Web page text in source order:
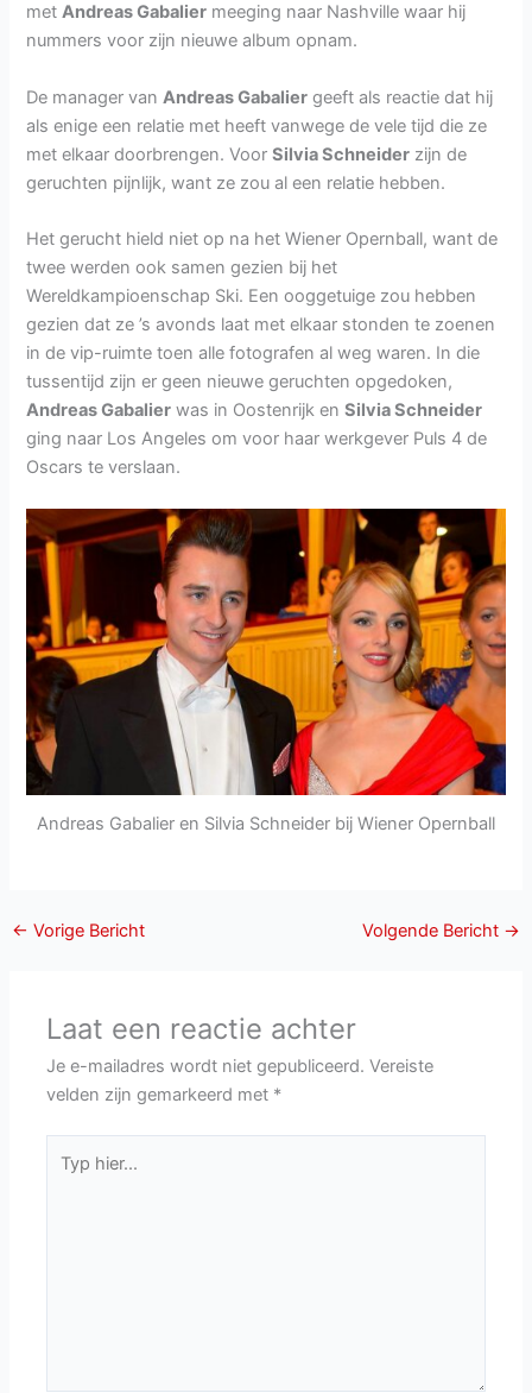
metAndreas Gabalier meeging naar Nashville waar hij
nummers voor zijn nieuwe album opnam.
De manager vanAndreas Gabalier geeft als reactie dat hij
als enige een relatie met heeft vanwege de vele tijd die ze
met elkaar doorbrengen. VoorSilvia Schneider zijn de
geruchten pijnlijk, want ze zou al een relatie hebben.
Het gerucht hield niet op na het Wiener Opernball, want de
twee werden ook samen gezien bij het
Wereldkampioenschap Ski. Een ooggetuige zou hebben
gezien dat ze ’s avonds laat met elkaar stonden te zoenen
in de vip-ruimte toen alle fotografen al weg waren. In die
tussentijd zijn er geen nieuwe geruchten opgedoken,
Andreas Gabalier was in Oostenrijk enSilvia Schneider
ging naar Los Angeles om voor haar werkgever Puls 4 de
Oscars te verslaan.
Andreas Gabalier en Silvia Schneider bij Wiener Opernball
← Vorige Bericht Volgende Bericht →
Laat een reactie achter
Je e-mailadres wordt niet gepubliceerd. Vereiste
velden zijn gemarkeerd met *
hier...